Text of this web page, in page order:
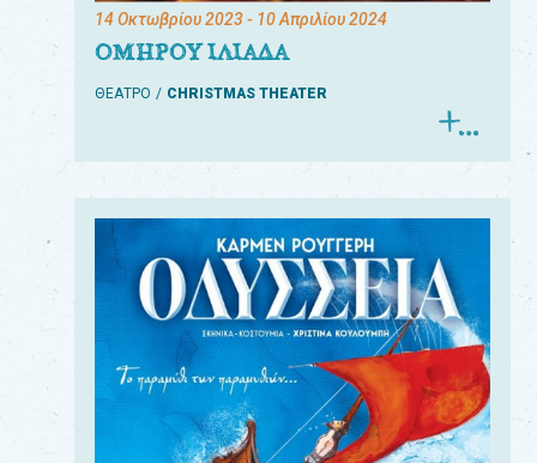
14 Οκτωβρίου 2023- 10 Απριλίου 2024
ΟΜΗΡΟΥ ΙΛΙΑΔΑ
ΘΕΑΤΡΟ CHRISTMAS THEATER